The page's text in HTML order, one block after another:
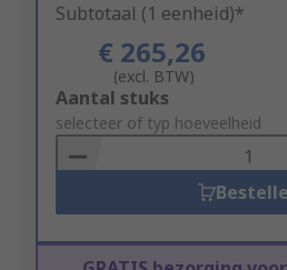
Subtotaal (1 eenheid)*
€ 265,26
(excl. BTW)
Add
to
Basket
Aantal stuks
selecteer of typ hoeveelheid